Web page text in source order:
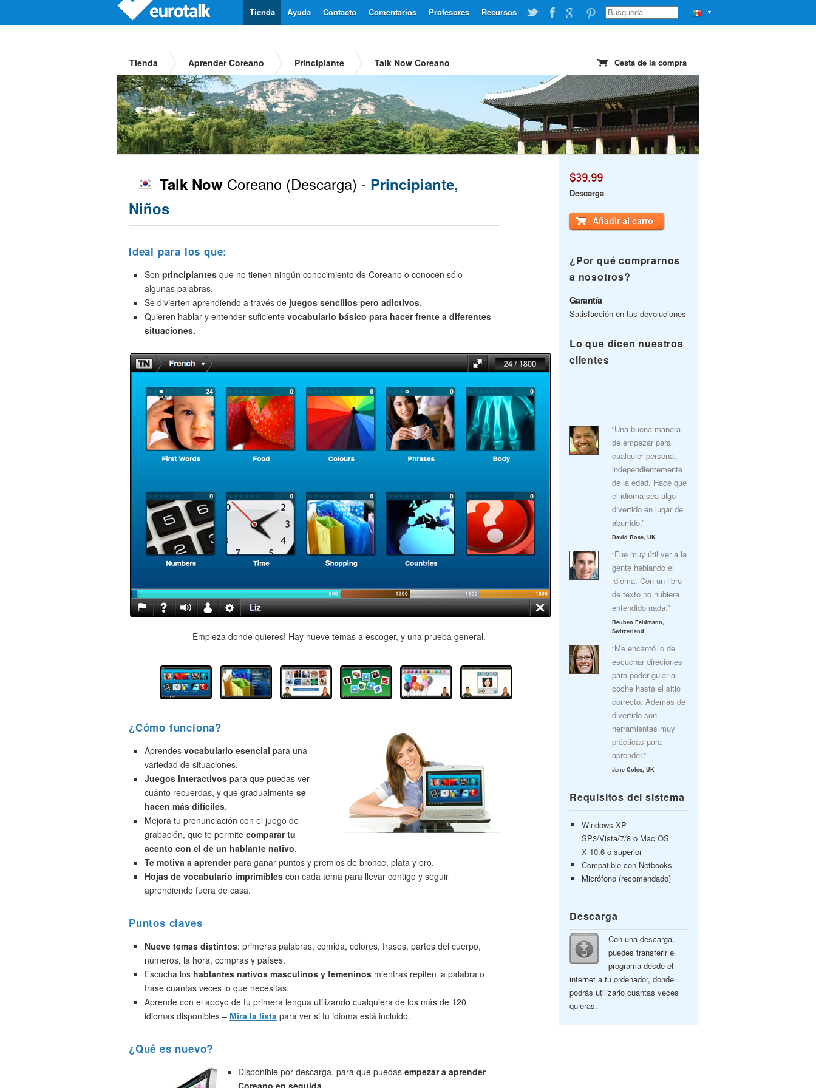
▼
Recursos
Profesores
Comentarios
Contacto
Ayuda
Tienda
Tienda Aprender Coreano Principiante Talk Now Coreano Cesta de la compra
Talk Now Coreano (Descarga) - Principiante,
Niños
Ideal para los que:
Son principiantes que no tienen ningún conocimiento de Coreano o conocen sólo
algunas palabras.
Se divierten aprendiendo a través de juegos sencillos pero adictivos.
Quieren hablar y entender suficiente vocabulario básico para hacer frente a diferentes
situaciones.
Empieza donde quieres! Hay nueve temas a escoger, y una prueba general.
¿Cómo funciona?
Aprendes vocabulario esencial para una
variedad de situaciones.
Juegos interactivos para que puedas ver
cuánto recuerdas, y que gradualmente se
hacen más difíciles.
Mejora tu pronunciación con el juego de
grabación, que te permite comparar tu
acento con el de un hablante nativo.
Te motiva a aprenderpara ganar puntos y premios de bronce, plata y oro.
Hojas de vocabulario imprimibles con cada tema para llevar contigo y seguir
aprendiendo fuera de casa.
Puntos claves
Nueve temas distintos: primeras palabras, comida, colores, frases, partes del cuerpo,
números, la hora, compras y países.
Escucha los hablantes nativos masculinos y femeninos mientras repiten la palabra o
frase cuantas veces lo que necesitas.
Aprende con el apoyo de tu primera lengua utilizando cualquiera de los más de 120
idiomas disponibles – Mira la lista para ver si tu idioma está incluido.
¿Qué es nuevo?
Disponible por descarga, para que puedas empezar a aprender
Coreano en seguida
$39.99
Descarga
Añadir al carro
¿Por qué comprarnos
a nosotros?
Garantía
Satisfacción en tus devoluciones
Lo que dicen nuestros
clientes
“Una buena manera
de empezar para
cualquier persona,
independientemente
de la edad. Hace que
el idioma sea algo
divertido en lugar de
aburrido.”
David Rose, UK
“Fue muy útil ver a la
gente hablando el
idioma. Con un libro
de texto no hubiera
entendido nada.”
Reuben Feldmann,
Switzerland
“Me encantó lo de
escuchar direciones
para poder guiar al
coche hasta el sitio
correcto. Además de
divertido son
herramientas muy
prácticas para
aprender.”
Jane Coles, UK
Requisitos del sistema
Windows XP
SP3/Vista/7/8 o Mac OS
X 10.6 o superior
Compatible con Netbooks
Micrófono (recomendado)
Descarga
Con una descarga,
puedes transferir el
programa desde el
internet a tu ordenador, donde
podrás utilizarlo cuantas veces
quieras.